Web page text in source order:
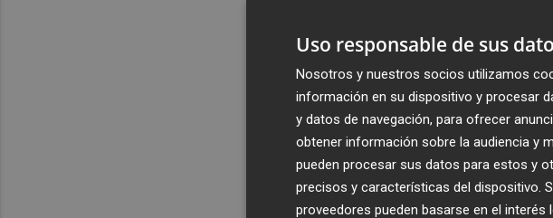
Uso responsable de sus
Nosotros y nuestros socios utilizamos
información en su dispositivo y procesar
y datos de navegación, para ofrecer
obtener información sobre la audiencia y
pueden procesar sus datos para estos y
precisos y características del dispositivo.
proveedores pueden basarse en el